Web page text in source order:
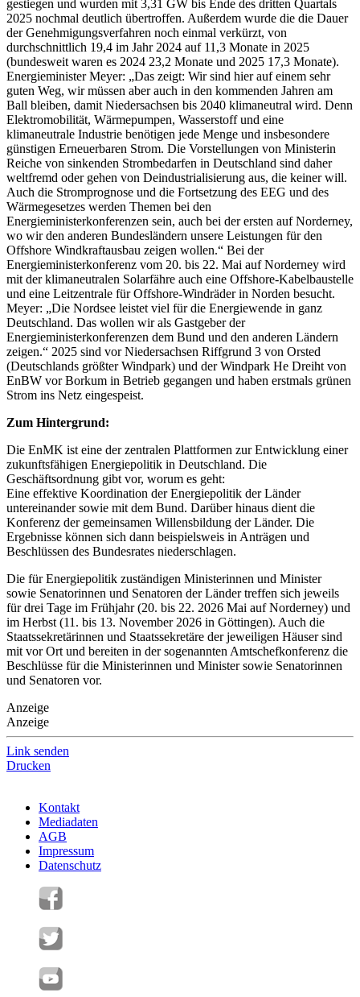
gestiegen und wurden mit 3,31 GW bis Ende des dritten Quartals
2025 nochmal deutlich übertroffen. Außerdem wurde die die Dauer
der Genehmigungsverfahren noch einmal verkürzt, von
durchschnittlich 19,4 im Jahr 2024 auf 11,3 Monate in 2025
(bundesweit waren es 2024 23,2 Monate und 2025 17,3 Monate).
Energieminister Meyer: „Das zeigt: Wir sind hier auf einem sehr
guten Weg, wir müssen aber auch in den kommenden Jahren am
Ball bleiben, damit Niedersachsen bis 2040 klimaneutral wird. Denn
Elektromobilität, Wärmepumpen, Wasserstoff und eine
klimaneutrale Industrie benötigen jede Menge und insbesondere
günstigen Erneuerbaren Strom. Die Vorstellungen von Ministerin
Reiche von sinkenden Strombedarfen in Deutschland sind daher
weltfremd oder gehen von Deindustrialisierung aus, die keiner will.
Auch die Stromprognose und die Fortsetzung des EEG und des
Wärmegesetzes werden Themen bei den
Energieministerkonferenzen sein, auch bei der ersten auf Norderney,
wo wir den anderen Bundesländern unsere Leistungen für den
Offshore Windkraftausbau zeigen wollen.“ Bei der
Energieministerkonferenz vom 20. bis 22. Mai auf Norderney wird
mit der klimaneutralen Solarfähre auch eine Offshore-Kabelbaustelle
und eine Leitzentrale für Offshore-Windräder in Norden besucht.
Meyer: „Die Nordsee leistet viel für die Energiewende in ganz
Deutschland. Das wollen wir als Gastgeber der
Energieministerkonferenzen dem Bund und den anderen Ländern
zeigen.“ 2025 sind vor Niedersachsen Riffgrund 3 von Orsted
(Deutschlands größter Windpark) und der Windpark He Dreiht von
EnBW vor Borkum in Betrieb gegangen und haben erstmals grünen
Strom ins Netz eingespeist.
Zum Hintergrund:
Die EnMK ist eine der zentralen Plattformen zur Entwicklung einer
zukunftsfähigen Energiepolitik in Deutschland. Die
Geschäftsordnung gibt vor, worum es geht:
Eine effektive Koordination der Energiepolitik der Länder
untereinander sowie mit dem Bund. Darüber hinaus dient die
Konferenz der gemeinsamen Willensbildung der Länder. Die
Ergebnisse können sich dann beispielsweis in Anträgen und
Beschlüssen des Bundesrates niederschlagen.
Die für Energiepolitik zuständigen Ministerinnen und Minister
sowie Senatorinnen und Senatoren der Länder treffen sich jeweils
für drei Tage im Frühjahr (20. bis 22. 2026 Mai auf Norderney) und
im Herbst (11. bis 13. November 2026 in Göttingen). Auch die
Staatssekretärinnen und Staatssekretäre der jeweiligen Häuser sind
mit vor Ort und bereiten in der sogenannten Amtschefkonferenz die
Beschlüsse für die Ministerinnen und Minister sowie Senatorinnen
und Senatoren vor.
Anzeige
Anzeige
Link senden
Drucken
Kontakt
Mediadaten
AGB
Impressum
Datenschutz